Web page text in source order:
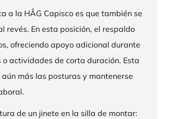
a la HÅG Capisco es que también se
revés. En esta posición, el respaldo
ofreciendo apoyo adicional durante
actividades de corta duración. Esta
más las posturas y mantenerse
de un jinete en la silla de montar: